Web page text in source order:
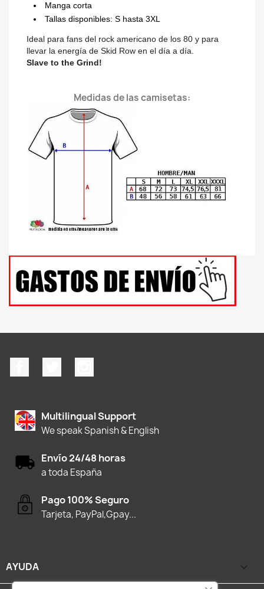
Manga corta
Tallas disponibles: S hasta 3XL
Ideal para fans del rock americano de los 80 y para
llevar la energía de Skid Row en el día a día.
Slave to the Grind!
Medidas de las camisetas:
Multilingual Support
We speak Spanish & English
Envío 24/48 horas
a toda España
Pago 100% Seguro
Tarjeta, PayPal,Gpay...
AYUDA 